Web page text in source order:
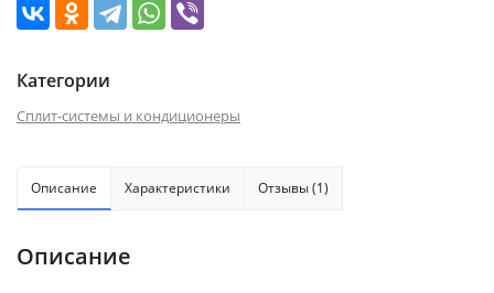
Категории
Сплит-системы и кондиционеры
Описание Характеристики Отзывы (1)
Описание